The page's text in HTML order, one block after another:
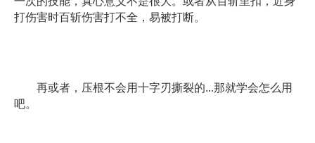
打伤害时百斩伤害打不全，易被打断。
再或者，压根不会用十字刃撕裂的...那就学会怎么用
吧。